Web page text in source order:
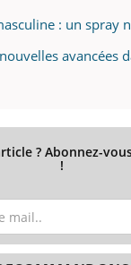
: un spray
avancées
? Abonnez-
!